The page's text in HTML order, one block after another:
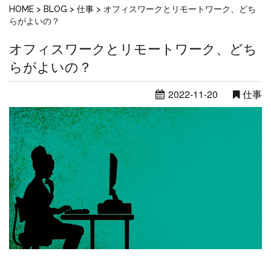
HOME > BLOG > 仕事 > オフィスワークとリモートワーク、どち
らがよいの？
オフィスワークとリモートワーク、どち
らがよいの？
2022-11-20 仕事